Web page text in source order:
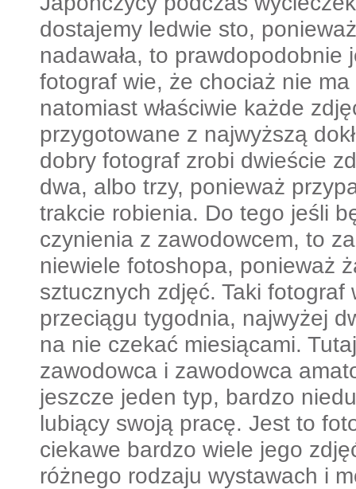
dostajemy ledwie sto,
nadawała, to prawdopodobnie
fotograf wie, że chociaż nie
natomiast właściwie każde
przygotowane z najwyższą
dobry fotograf zrobi dwieście
dwa, albo trzy, ponieważ
trakcie robienia. Do tego jeśli
czynienia z zawodowcem, to
niewiele fotoshopa, ponieważ
sztucznych zdjęć. Taki fotograf
przeciągu tygodnia, najwyżej
na nie czekać miesiącami.
zawodowca i zawodowca
jeszcze jeden typ, bardzo
lubiący swoją pracę. Jest to
ciekawe bardzo wiele jego
różnego rodzaju wystawach i